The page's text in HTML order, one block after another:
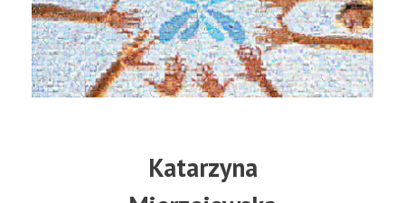
Katarzyna